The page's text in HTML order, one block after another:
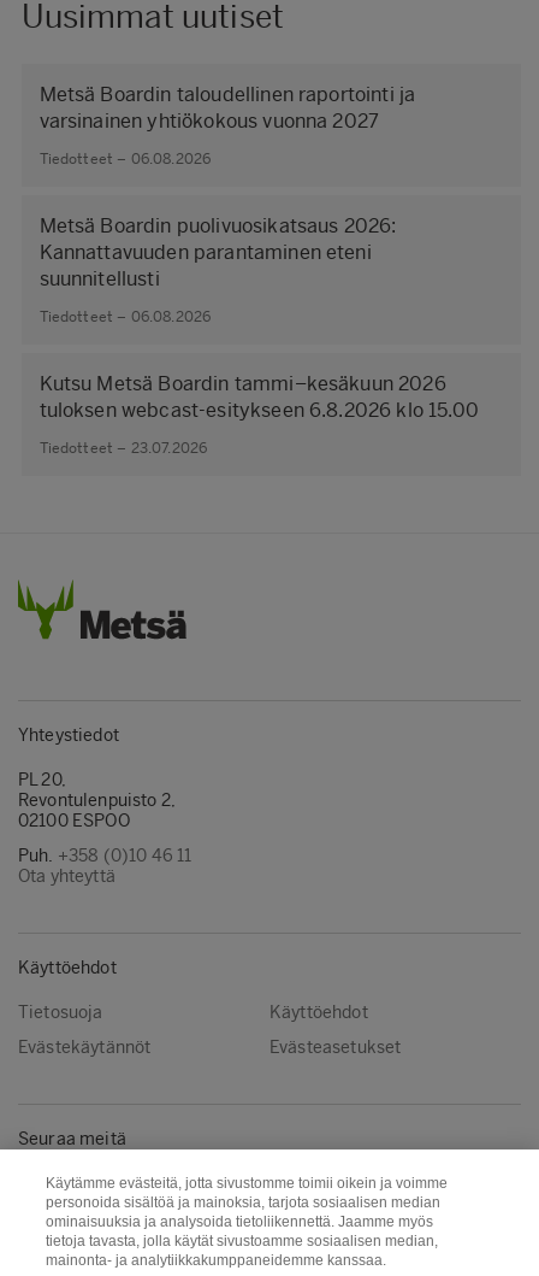
Uusimmat uutiset
Metsä Boardin taloudellinen raportointi ja
varsinainen yhtiökokous vuonna 2027
Tiedotteet – 06.08.2026
Metsä Boardin puolivuosikatsaus 2026:
Kannattavuuden parantaminen eteni
suunnitellusti
Tiedotteet – 06.08.2026
Kutsu Metsä Boardin tammi–kesäkuun 2026
tuloksen webcast-esitykseen 6.8.2026 klo 15.00
Tiedotteet – 23.07.2026
Yhteystiedot
PL 20,
Revontulenpuisto 2,
02100 ESPOO
Puh. +358 (0)10 46 11
Ota yhteyttä
Käyttöehdot
Tietosuoja
Käyttöehdot
Evästekäytännöt
Evästeasetukset
Seuraa meitä
Instagram
LinkedIn
YouTube
Käytämme evästeitä, jotta sivustomme toimii oikein ja voimme
personoida sisältöä ja mainoksia, tarjota sosiaalisen median
ominaisuuksia ja analysoida tietoliikennettä. Jaamme myös
tietoja tavasta, jolla käytät sivustoamme sosiaalisen median,
mainonta- ja analytiikkakumppaneidemme kanssaa.